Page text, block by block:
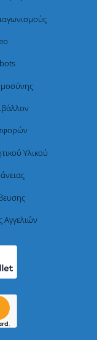
Υλικού
Αγγελιών